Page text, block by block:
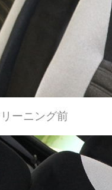
ーニング前